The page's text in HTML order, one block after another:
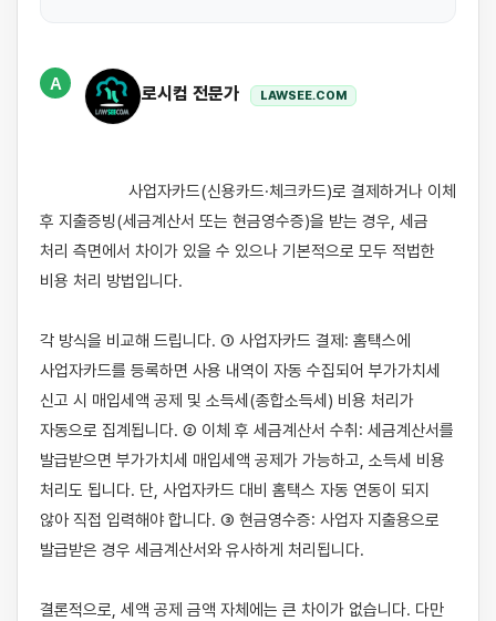
A
로시컴 전문가 LAWSEE.COM
후 지출증빙(세금계산서 또는 현금영수증)을 받는 경우, 세금
처리 측면에서 차이가 있을 수 있으나 기본적으로 모두 적법한
비용 처리 방법입니다.
각 방식을 비교해 드립니다. ① 사업자카드 결제: 홈택스에
사업자카드를 등록하면 사용 내역이 자동 수집되어 부가가치세
신고 시 매입세액 공제 및 소득세(종합소득세) 비용 처리가
자동으로 집계됩니다. ② 이체 후 세금계산서 수취: 세금계산서를
발급받으면 부가가치세 매입세액 공제가 가능하고, 소득세 비용
처리도 됩니다. 단, 사업자카드 대비 홈택스 자동 연동이 되지
않아 직접 입력해야 합니다. ③ 현금영수증: 사업자 지출용으로
발급받은 경우 세금계산서와 유사하게 처리됩니다.
결론적으로, 세액 공제 금액 자체에는 큰 차이가 없습니다. 다만